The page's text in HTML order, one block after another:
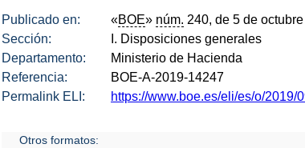
Publicado en: «BOE» núm. 240, de 5 de
Sección:
I. Disposiciones generales
Departamento:
Ministerio de Hacienda
Referencia:
BOE-A-2019-14247
Permalink ELI:
https://www.boe.es/eli/es/o/2019/
Otros formatos: